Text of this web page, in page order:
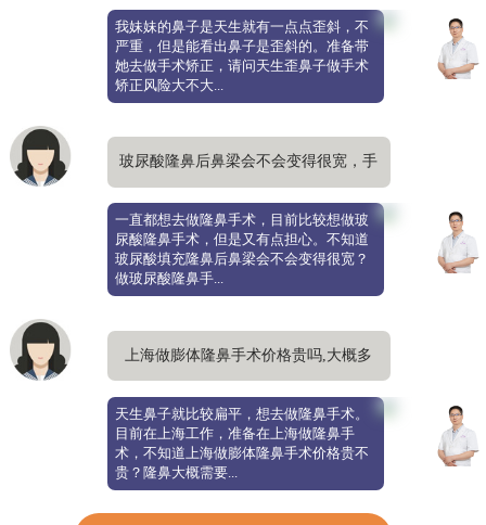
我妹妹的鼻子是天生就有一点点歪斜，不
严重，但是能看出鼻子是歪斜的。准备带
她去做手术矫正，请问天生歪鼻子做手术
矫正风险大不大...
玻尿酸隆鼻后鼻梁会不会变得很宽，手
术安全吗
一直都想去做隆鼻手术，目前比较想做玻
尿酸隆鼻手术，但是又有点担心。不知道
玻尿酸填充隆鼻后鼻梁会不会变得很宽？
做玻尿酸隆鼻手...
上海做膨体隆鼻手术价格贵吗,大概多
少钱
天生鼻子就比较扁平，想去做隆鼻手术。
目前在上海工作，准备在上海做隆鼻手
术，不知道上海做膨体隆鼻手术价格贵不
贵？隆鼻大概需要...